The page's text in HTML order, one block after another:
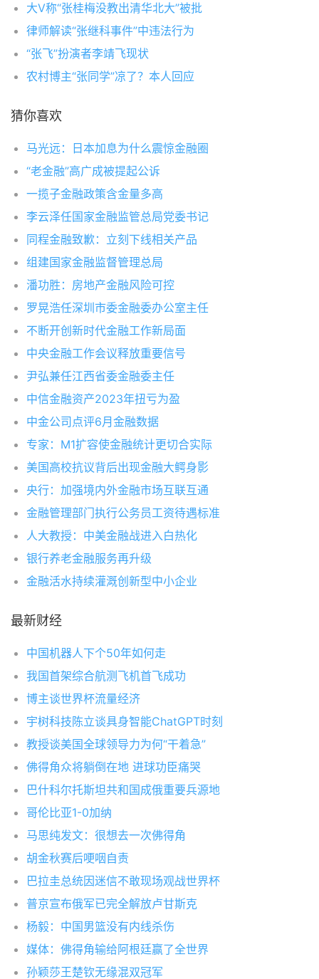
大V称“张桂梅没教出清华北大”被批
律师解读“张继科事件”中违法行为
“张飞”扮演者李靖飞现状
农村博主“张同学”凉了？本人回应
猜你喜欢
马光远：日本加息为什么震惊金融圈
“老金融”高广成被提起公诉
一揽子金融政策含金量多高
李云泽任国家金融监管总局党委书记
同程金融致歉：立刻下线相关产品
组建国家金融监督管理总局
潘功胜：房地产金融风险可控
罗晃浩任深圳市委金融委办公室主任
不断开创新时代金融工作新局面
中央金融工作会议释放重要信号
尹弘兼任江西省委金融委主任
中信金融资产2023年扭亏为盈
中金公司点评6月金融数据
专家：M1扩容使金融统计更切合实际
美国高校抗议背后出现金融大鳄身影
央行：加强境内外金融市场互联互通
金融管理部门执行公务员工资待遇标准
人大教授：中美金融战进入白热化
银行养老金融服务再升级
金融活水持续灌溉创新型中小企业
最新财经
中国机器人下个50年如何走
我国首架综合航测飞机首飞成功
博主谈世界杯流量经济
宇树科技陈立谈具身智能ChatGPT时刻
教授谈美国全球领导力为何“干着急”
佛得角众将躺倒在地 进球功臣痛哭
巴什科尔托斯坦共和国成俄重要兵源地
哥伦比亚1-0加纳
马思纯发文：很想去一次佛得角
胡金秋赛后哽咽自责
巴拉圭总统因迷信不敢现场观战世界杯
普京宣布俄军已完全解放卢甘斯克
杨毅：中国男篮没有内线杀伤
媒体：佛得角输给阿根廷赢了全世界
孙颖莎王楚钦无缘混双冠军